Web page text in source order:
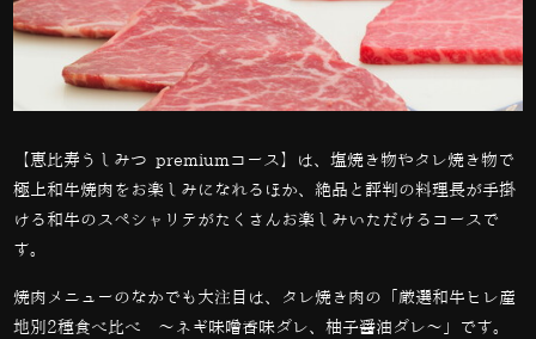
【恵比寿うしみつ premiumコース】は、塩焼き物やタレ焼き物で
極上和牛焼肉をお楽しみになれるほか、絶品と評判の料理長が手掛
ける和牛のスペシャリテがたくさんお楽しみいただけるコースで
す。
焼肉メニューのなかでも大注目は、タレ焼き肉の「 厳選和牛ヒレ産
地別2種食べ比べ ～ネギ味噌香味ダレ、柚子醤油ダレ～」です。